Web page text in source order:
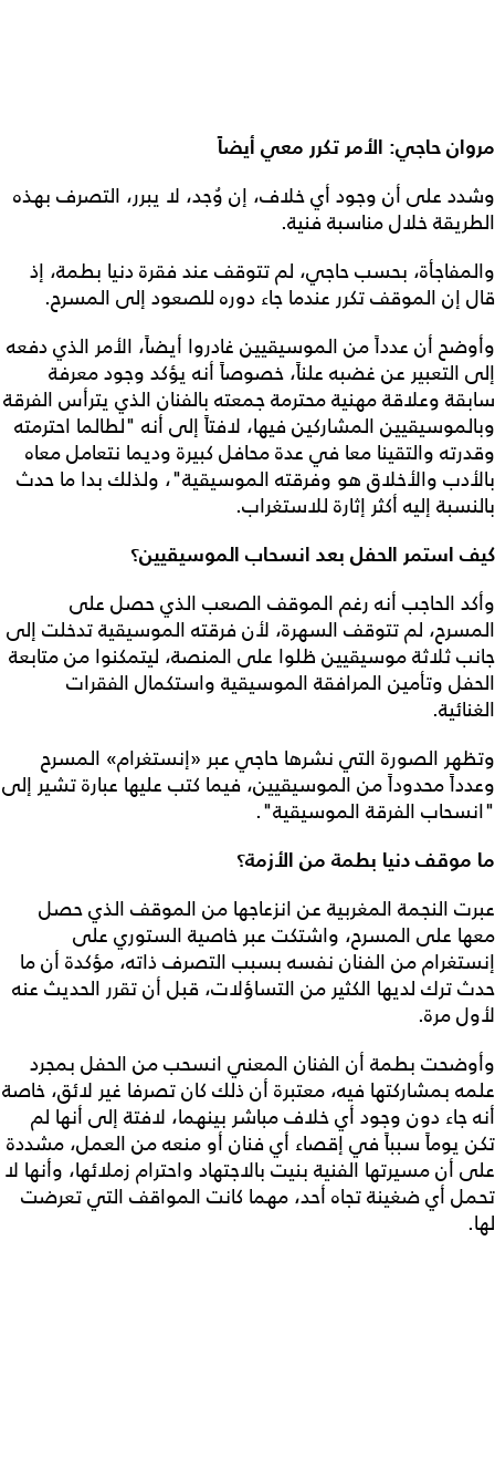
مروان حاجي: الأمر تكرر معي أيضاً
وشدد على أن وجود أي خلاف، إن وُجد، لا يبرر، التصرف بهذه
الطريقة خلال مناسبة فنية.
والمفاجأة، بحسب حاجي، لم تتوقف عند فقرة دنيا بطمة، إذ
قال إن الموقف تكرر عندما جاء دوره للصعود إلى المسرح.
وأوضح أن عدداً من الموسيقيين غادروا أيضاً، الأمر الذي دفعه
إلى التعبير عن غضبه علناً، خصوصاً أنه يؤكد وجود معرفة
سابقة وعلاقة مهنية محترمة جمعته بالفنان الذي يترأس الفرقة
وبالموسيقيين المشاركين فيها، لافتاً إلى أنه "لطالما احترمته
وقدرته والتقينا معا في عدة محافل كبيرة وديما نتعامل معاه
بالأدب والأخلاق هو وفرقته الموسيقية"، ولذلك بدا ما حدث
بالنسبة إليه أكثر إثارة للاستغراب.
كيف استمر الحفل بعد انسحاب الموسيقيين؟
وأكد الحاجب أنه رغم الموقف الصعب الذي حصل على
المسرح، لم تتوقف السهرة، لأن فرقته الموسيقية تدخلت إلى
جانب ثلاثة موسيقيين ظلوا على المنصة، ليتمكنوا من متابعة
الحفل وتأمين المرافقة الموسيقية واستكمال الفقرات
الغنائية.
وتظهر الصورة التي نشرها حاجي عبر «إنستغرام» المسرح
وعدداً محدوداً من الموسيقيين، فيما كتب عليها عبارة تشير إلى
"انسحاب الفرقة الموسيقية".
ما موقف دنيا بطمة من الأزمة؟
عبرت النجمة المغربية عن انزعاجها من الموقف الذي حصل
معها على المسرح، واشتكت عبر خاصية الستوري على
إنستغرام من الفنان نفسه بسبب التصرف ذاته، مؤكدة أن ما
حدث ترك لديها الكثير من التساؤلات، قبل أن تقرر الحديث عنه
لأول مرة.
وأوضحت بطمة أن الفنان المعني انسحب من الحفل بمجرد
علمه بمشاركتها فيه، معتبرة أن ذلك كان تصرفا غير لائق، خاصة
أنه جاء دون وجود أي خلاف مباشر بينهما، لافتة إلى أنها لم
تكن يوماً سبباً في إقصاء أي فنان أو منعه من العمل، مشددة
على أن مسيرتها الفنية بنيت بالاجتهاد واحترام زملائها، وأنها لا
تحمل أي ضغينة تجاه أحد، مهما كانت المواقف التي تعرضت
لها.